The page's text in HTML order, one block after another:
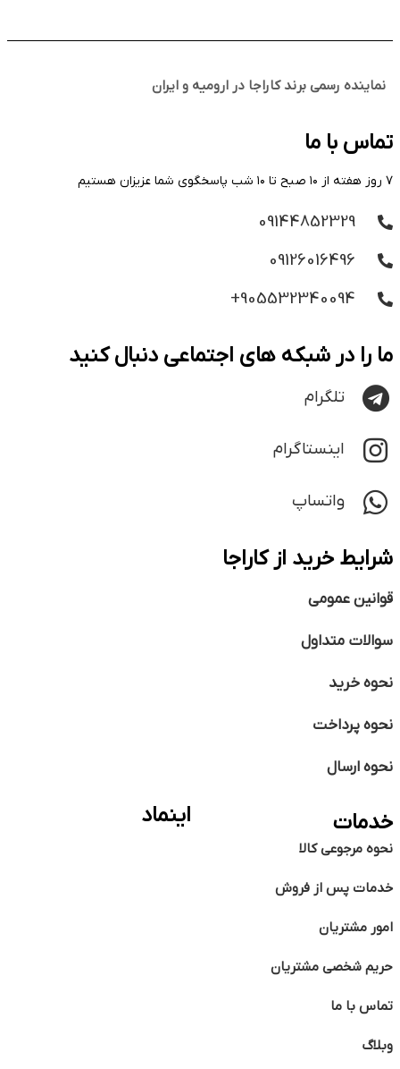
نماینده رسمی برند کاراجا در ارومیه و ایران
تماس با ما
۷ روز هفته از ۱۰ صبح تا ۱۰ شب پاسخگوی شما عزیزان هستیم
09144852329
09126016496
905532340094+
ما را در شبکه های اجتماعی دنبال کنید
تلگرام
اینستاگرام
واتساپ
شرایط خرید از کاراجا
قوانین عمومی
سوالات متداول
نحوه خرید
نحوه پرداخت
نحوه ارسال
خدمات
نحوه مرجوعی کالا
خدمات پس از فروش
امور مشتریان
حریم شخصی مشتریان
تماس با ما
وبلاگ
اینماد